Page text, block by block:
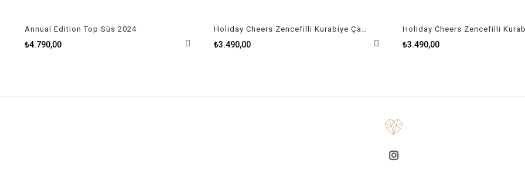
Annual Edition Top Süs 2024
₺4.790,00 ₺3.490,00 ₺3.490,00